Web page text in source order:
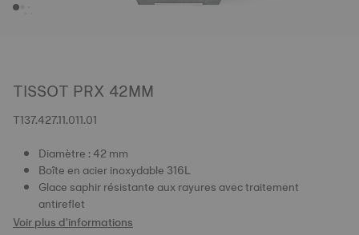
TISSOT PRX 42MM
T137.427.11.011.01
Diamètre : 42 mm
Boîte en acier inoxydable 316L
Glace saphir résistante aux rayures avec traitement
antireflet
Voir plus d'informations